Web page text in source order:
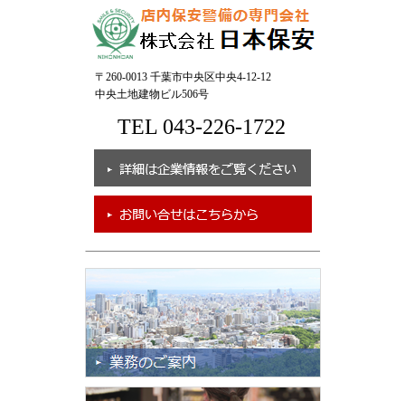
〒260-0013 千葉市中央区中央4-12-12
中央土地建物ビル506号
TEL 043-226-1722